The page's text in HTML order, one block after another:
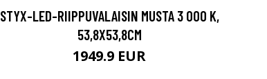
STYX-LED-RIIPPUVALAISIN MUSTA 3 000 K,
53,8X53,8CM
1949.9 EUR